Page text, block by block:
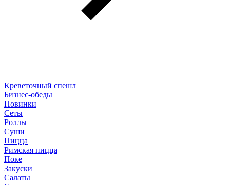
Креветочный спешл
Бизнес-обеды
Новинки
Сеты
Роллы
Суши
Пицца
Римская пицца
Поке
Закуски
Салаты